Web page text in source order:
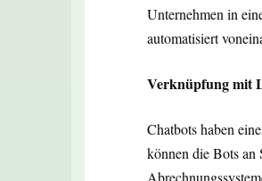
Unternehmen in
automatisiert
Verknüpfung mit
Chatbots haben
können die Bots an